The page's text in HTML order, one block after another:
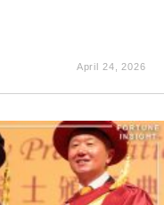
April 24, 2026